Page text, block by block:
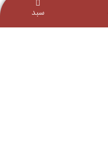
سبد